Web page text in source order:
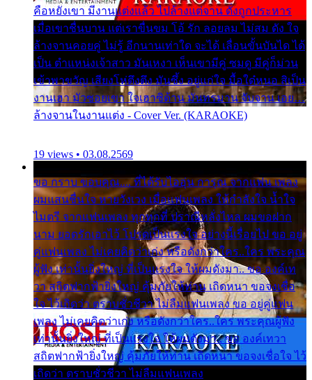
คือหยังเขา มีงานแต่งแล้ว ไปล้างแต่จาน ดั่งถูกประหาร
เมื่อเขาชื่นบาน แต่เราขื่นขม โอ้ รัก ลอยลม ไม่สม ดัง ใจ
ล้างจานคอยคู่ ไม่รู้ อีกนานเท่าใด จะได้ เลื่อนขั้นบันได ได้
เป็น ตำแหน่งเจ้าสาว มันเหงา เห็นเขามีคู่ ซมดู มีคู่ก็ม่วน
เข้าพาขวัญ เสียงโห่ตึงตึง มันซึ้ง อยู่แก่ใจ มื้อใด๋หนอ สิเป็น
งานเฮา มัวซอยเขา ใจเฮาซิด้าน มันทรมาน จับจาน เอย…
ล้างจานในงานแต่ง - Cover Ver. (KARAOKE)
19 views • 03.08.2569
ขอ กราบ ขอบคุณ.... ที่ได้รับไออุ่น การุณ จากแฟน เพลง
ผมแสนชื่นใจ หายวังเวง เมื่อแฟนเพลง ให้กำลังใจ น้ำใจ
ไมตรี จากแฟนเพลง ทุกทุกที่ ปราณีหลั่งไหล ผมขอฝาก
นาม ยอดรักเอาไว้ โปรดเป็นแรงใจ อย่างนี้เรื่อยไป ขอ อยู่
คู่แฟนเพลง ไม่เคยคิดว่าเก่ง หรือดังกว่าใคร..ใคร พระคุณ
ผู้ฟัง เท่านั้นยิ่งใหญ่ ที่เป็นแรงใจ ให้ผมดังมา.. ขอ องค์เท
วา สถิตฟากฟ้ายิ่งใหญ่ คุ้มภัยให้ท่าน เถิดหนา ขอจงเชื่อ
ใจ ไว้เถิดว่า ตราบชั่วชีวา ไม่ลืมแฟนเพลง ขอ อยู่คู่แฟน
เพลง ไม่เคยคิดว่าเก่ง หรือดังกว่าใคร..ใคร พระคุณผู้ฟัง
เท่านั้นยิ่งใหญ่ ที่เป็นแรงใจ ให้ผมดังมา.. ขอ องค์เทวา
สถิตฟากฟ้ายิ่งใหญ่ คุ้มภัยให้ท่าน เถิดหนา ขอจงเชื่อใจ ไว้
เถิดว่า ตราบชั่วชีวา ไม่ลืมแฟนเพลง